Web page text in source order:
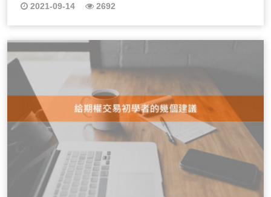
2021-09-14 2692